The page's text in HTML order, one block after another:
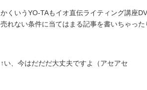
かくいうYO-TAもイオ直伝ライティング講座
売れない条件に当てはまる記事を書いちゃっ
↑い、今はだだだ大丈夫ですよ（アセアセ